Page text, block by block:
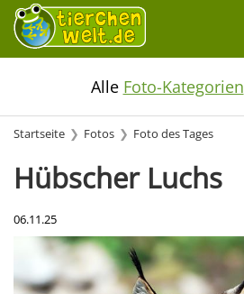
Alle Foto-Kategorien
Startseite Fotos Foto des Tages
Hübscher Luchs
06.11.25